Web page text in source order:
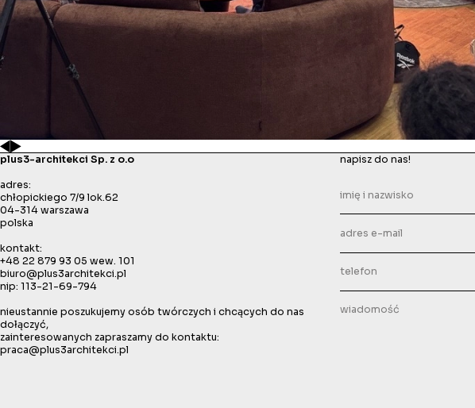
plus3-architekci Sp. z o.o
adres:
chłopickiego 7/9 lok.62
04-314 warszawa
polska
kontakt:
+48 22 879 93 05 wew. 101
biuro@plus3architekci.pl
nip: 113-21-69-794
nieustannie poszukujemy osób twórczych i chcących do nas
dołączyć,
zainteresowanych zapraszamy do kontaktu:
praca@plus3architekci.pl
napisz do nas!